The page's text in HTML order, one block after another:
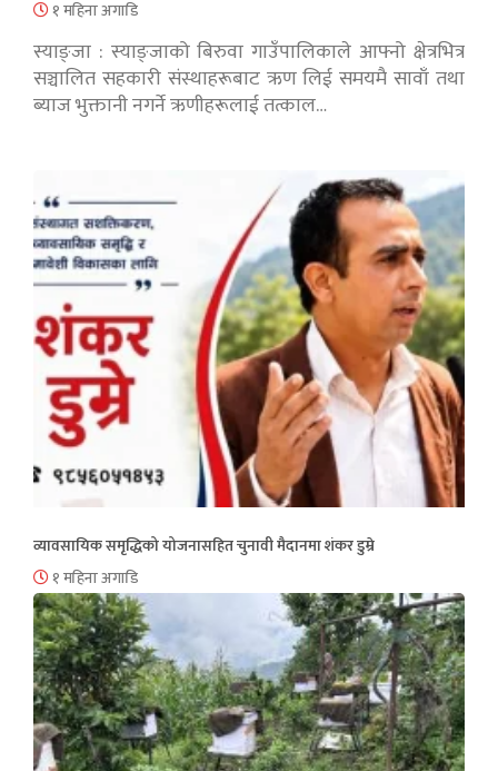
१ महिना अगाडि
स्याङ्जा : स्याङ्जाको बिरुवा गाउँपालिकाले आफ्नो क्षेत्रभित्र
सञ्चालित सहकारी संस्थाहरूबाट ऋण लिई समयमै सावाँ तथा
ब्याज भुक्तानी नगर्ने ऋणीहरूलाई तत्काल…
व्यावसायिक समृद्धिको योजनासहित चुनावी मैदानमा शंकर डुम्रे
१ महिना अगाडि